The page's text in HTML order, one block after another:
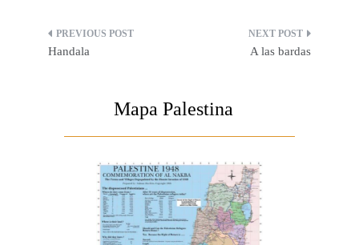
Navegación
entradas
Handala A las bardas
Mapa Palestina